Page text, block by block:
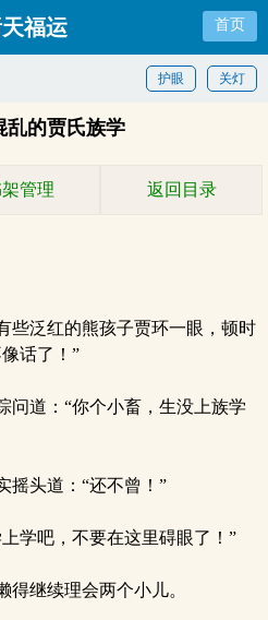
福运 首页
关灯
护眼
乱的贾氏族学
管理 返回目录
泛红的熊孩子贾环一眼，顿时
话了！”
道：“你个小畜，生没上族学
头道：“还不曾！”
学吧，不要在这里碍眼了！”
继续理会两个小儿。